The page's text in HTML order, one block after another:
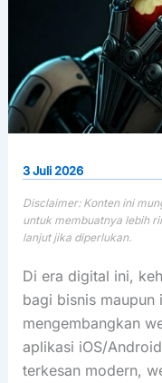
3 Juli 2026
Di era digital ini,
bagi bisnis maupun
mengembangkan
aplikasi iOS/
terkesan modern,